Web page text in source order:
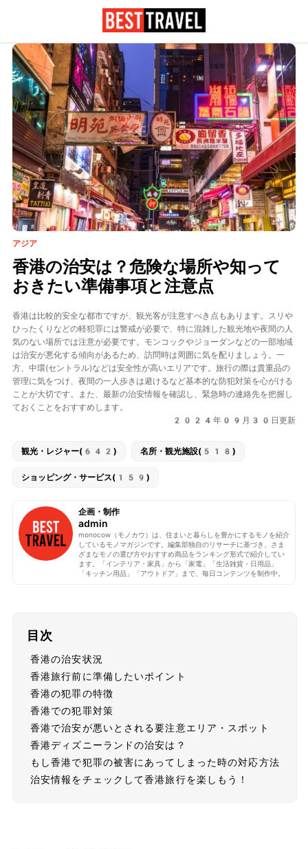
アジア
香港の治安は？危険な場所や知って
おきたい準備事項と注意点
香港は比較的安全な都市ですが、観光客が注意すべき点もあります。スリや
ひったくりなどの軽犯罪には警戒が必要で、特に混雑した観光地や夜間の人
気のない場所では注意が必要です。モンコックやジョーダンなどの一部地域
は治安が悪化する傾向があるため、訪問時は周囲に気を配りましょう。一
方、中環(セントラル)などは安全性が高いエリアです。旅行の際は貴重品の
管理に気をつけ、夜間の一人歩きは避けるなど基本的な防犯対策を心がける
ことが大切です。また、最新の治安情報を確認し、緊急時の連絡先を把握し
ておくことをおすすめします。
2024年09月30日更新
観光・レジャー(642) 名所・観光施設(518)
ショッピング・サービス(159)
企画・制作
admin
monocow（モノカウ）は、住まいと暮らしを豊かにするモノを紹介
しているモノマガジンです。編集部独自のリサーチに基づき、さま
ざまなモノの選び方やおすすめ商品をランキング形式で紹介してい
ます。「インテリア・家具」から「家電」「生活雑貨・日用品」
「キッチン用品」「アウトドア」まで、毎日コンテンツを制作中。
目次
香港の治安状況
香港旅行前に準備したいポイント
香港の犯罪の特徴
香港での犯罪対策
香港で治安が悪いとされる要注意エリア・スポット
香港ディズニーランドの治安は？
もし香港で犯罪の被害にあってしまった時の対応方法
治安情報をチェックして香港旅行を楽しもう！